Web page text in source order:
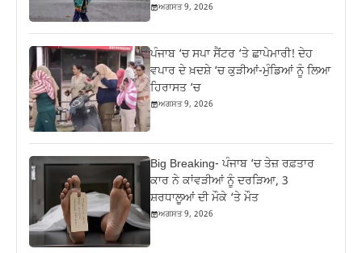
ਅਗਸਤ 9, 2026
ਪੰਜਾਬ ‘ਚ ਸਪਾ ਸੈਂਟਰ ‘ਤੇ ਛਾਪੇਮਾਰੀ! ਦੇਹ
ਵਪਾਰ ਦੇ ਖ਼ਦਸ਼ੇ ‘ਚ ਕੁੜੀਆਂ-ਮੁੰਡਿਆਂ ਨੂੰ ਲਿਆ
ਹਿਰਾਸਤ ‘ਚ
ਅਗਸਤ 9, 2026
Big Breaking- ਪੰਜਾਬ ‘ਚ ਤੇਜ਼ ਰਫ਼ਤਾਰ
ਕਾਰ ਨੇ ਕਾਂਵੜੀਆਂ ਨੂੰ ਦਰੜਿਆ, 3
ਸ਼ਰਧਾਲੂਆਂ ਦੀ ਮੌਕੇ ‘ਤੇ ਮੌਤ
ਅਗਸਤ 9, 2026